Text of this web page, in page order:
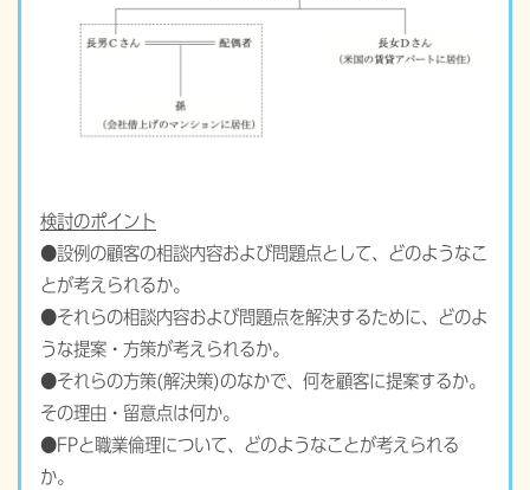
検討のポイント
●設例の顧客の相談内容および問題点として、どのようなこ
とが考えられるか。
●それらの相談内容および問題点を解決するために、どのよ
うな提案・方策が考えられるか。
●それらの方策(解決策)のなかで、何を顧客に提案するか。
その理由・留意点は何か。
●FPと職業倫理について、どのようなことが考えられる
か。